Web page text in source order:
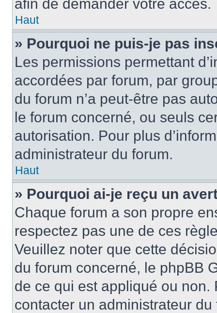
afin de demander votre accès.
Haut
» Pourquoi ne puis-je pas
Les permissions permettant
accordées par forum, par
du forum n’a peut-être pas
le forum concerné, ou seuls
autorisation. Pour plus
administrateur du forum.
Haut
» Pourquoi ai-je reçu un
Chaque forum a son propre
respectez pas une de ces
Veuillez noter que cette
du forum concerné, le phpBB
de ce qui est appliqué ou non.
contacter un administrateur du